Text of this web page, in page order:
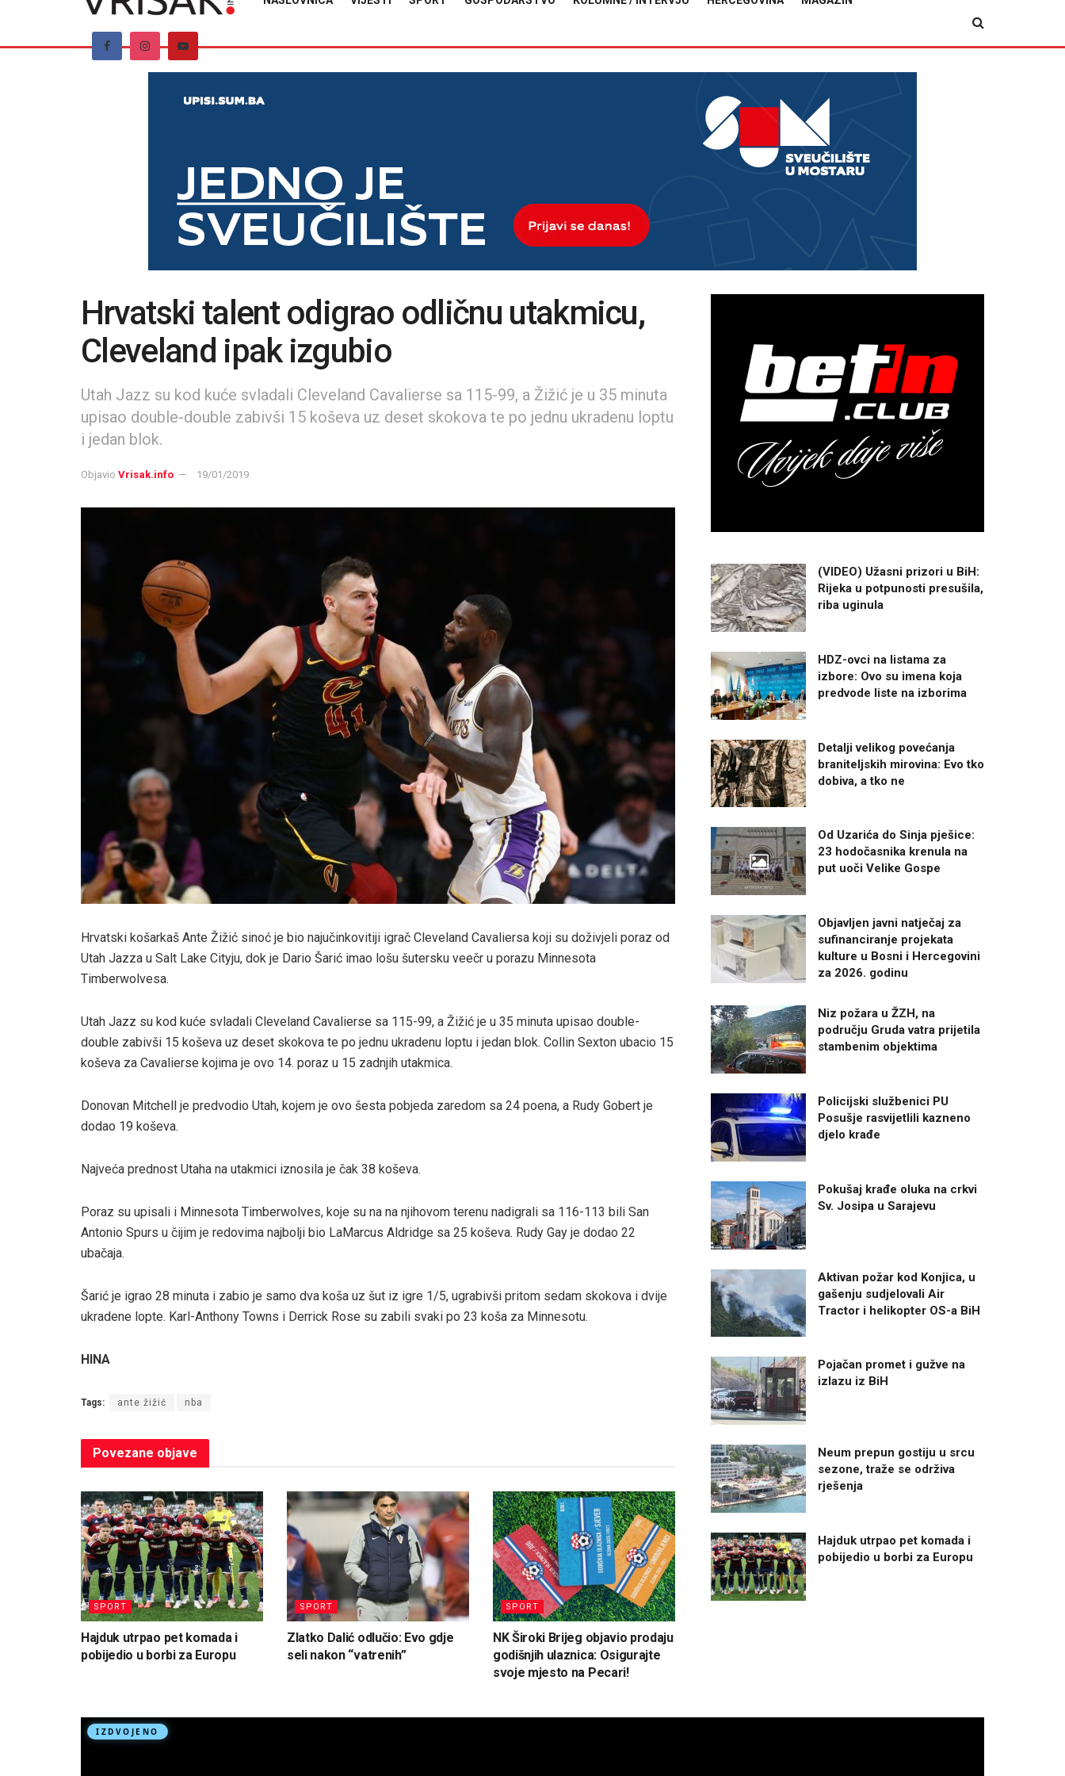
Hrvatski talent odigrao odličnu utakmicu,
Cleveland ipak izgubio
Utah Jazz su kod kuće svladali Cleveland Cavalierse sa 115-99, a Žižić je u 35 minuta
upisao double-double zabivši 15 koševa uz deset skokova te po jednu ukradenu loptu
i jedan blok.
Objavio Vrisak.info 19/01/2019
Hrvatski košarkaš Ante Žižić sinoć je bio najučinkovitiji igrač Cleveland Cavaliersa koji su doživjeli poraz od
Utah Jazza u Salt Lake Cityju, dok je Dario Šarić imao lošu šutersku veečr u porazu Minnesota
Timberwolvesa.
Utah Jazz su kod kuće svladali Cleveland Cavalierse sa 115-99, a Žižić je u 35 minuta upisao double-
double zabivši 15 koševa uz deset skokova te po jednu ukradenu loptu i jedan blok. Collin Sexton ubacio 15
koševa za Cavalierse kojima je ovo 14. poraz u 15 zadnjih utakmica.
Donovan Mitchell je predvodio Utah, kojem je ovo šesta pobjeda zaredom sa 24 poena, a Rudy Gobert je
dodao 19 koševa.
Najveća prednost Utaha na utakmici iznosila je čak 38 koševa.
Poraz su upisali i Minnesota Timberwolves, koje su na na njihovom terenu nadigrali sa 116-113 bili San
Antonio Spurs u čijim je redovima najbolji bio LaMarcus Aldridge sa 25 koševa. Rudy Gay je dodao 22
ubačaja.
Šarić je igrao 28 minuta i zabio je samo dva koša uz šut iz igre 1/5, ugrabivši pritom sedam skokova i dvije
ukradene lopte. Karl-Anthony Towns i Derrick Rose su zabili svaki po 23 koša za Minnesotu.
HINA
Tags: ante žižić nba
Povezane objave
SPORT
Hajduk utrpao pet komada i
pobijedio u borbi za Europu
SPORT
Zlatko Dalić odlučio: Evo gdje
seli nakon “vatrenih”
SPORT
NK Široki Brijeg objavio prodaju
godišnjih ulaznica: Osigurajte
svoje mjesto na Pecari!
(VIDEO) Užasni prizori u BiH:
Rijeka u potpunosti presušila,
riba uginula
HDZ-ovci na listama za
izbore: Ovo su imena koja
predvode liste na izborima
Detalji velikog povećanja
braniteljskih mirovina: Evo tko
dobiva, a tko ne
Od Uzarića do Sinja pješice:
23 hodočasnika krenula na
put uoči Velike Gospe
Objavljen javni natječaj za
sufinanciranje projekata
kulture u Bosni i Hercegovini
za 2026. godinu
Niz požara u ŽZH, na
području Gruda vatra prijetila
stambenim objektima
Policijski službenici PU
Posušje rasvijetlili kazneno
djelo krađe
Pokušaj krađe oluka na crkvi
Sv. Josipa u Sarajevu
Aktivan požar kod Konjica, u
gašenju sudjelovali Air
Tractor i helikopter OS-a BiH
Pojačan promet i gužve na
izlazu iz BiH
Neum prepun gostiju u srcu
sezone, traže se održiva
rješenja
Hajduk utrpao pet komada i
pobijedio u borbi za Europu